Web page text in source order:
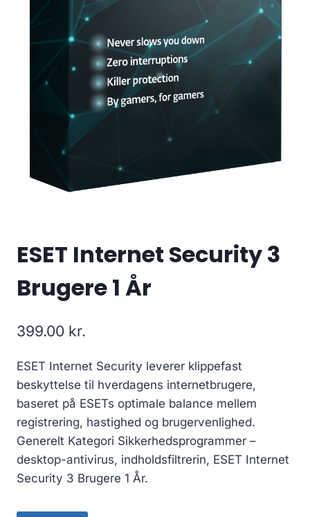
ESET Internet Security 3
Brugere 1 År
399.00 kr.
ESET Internet Security leverer klippefast
beskyttelse til hverdagens internetbrugere,
baseret på ESETs optimale balance mellem
registrering, hastighed og brugervenlighed.
Generelt Kategori Sikkerhedsprogrammer –
desktop-antivirus, indholdsfiltrerin, ESET Internet
Security 3 Brugere 1 År.